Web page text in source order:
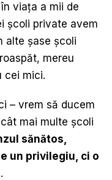
viața a mii de
școli private avem
alte șase școli
mereu
cei mici.
– vrem să ducem
mai multe școli
sănătos,
un privilegiu, ci o
.